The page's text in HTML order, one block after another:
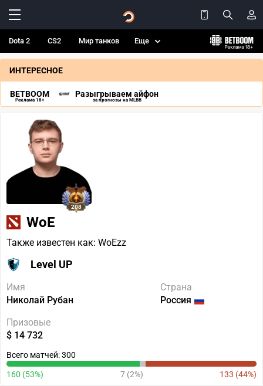
Dota 2 CS2 Мир танков Еще
ИНТЕРЕСНОЕ
BETBOOM
Реклама 18+
Разыгрываем айфон
за прогнозы на MLBB
208
WoE
Также известен как: WoEzz
Level UP
Имя
Николай Рубан
Страна
Россия
Призовые
$ 14 732
Всего матчей: 300
160 (53%) 7 (2%) 133 (44%)